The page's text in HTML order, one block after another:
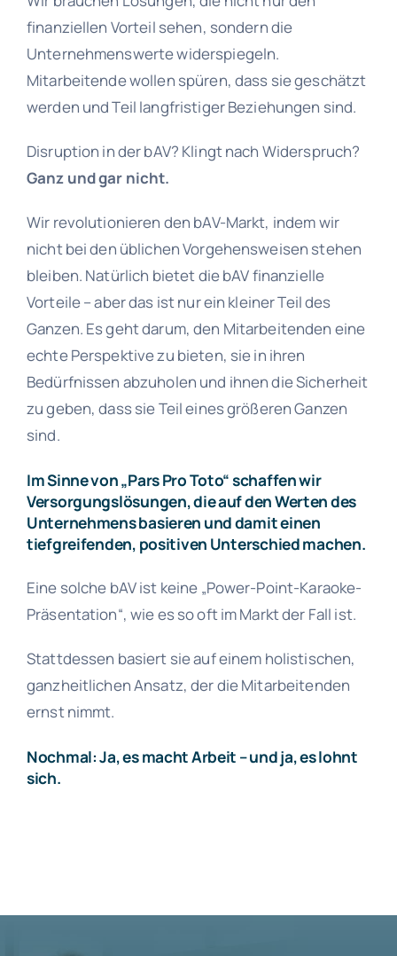
finanziellen Vorteil sehen, sondern die
Unternehmenswerte widerspiegeln.
Mitarbeitende wollen spüren, dass sie geschätzt
werden und Teil langfristiger Beziehungen sind.
Disruption in der bAV? Klingt nach Widerspruch?
Ganz und gar nicht.
Wir revolutionieren den bAV-Markt, indem wir
nicht bei den üblichen Vorgehensweisen stehen
bleiben. Natürlich bietet die bAV finanzielle
Vorteile – aber das ist nur ein kleiner Teil des
Ganzen. Es geht darum, den Mitarbeitenden eine
echte Perspektive zu bieten, sie in ihren
Bedürfnissen abzuholen und ihnen die Sicherheit
zu geben, dass sie Teil eines größeren Ganzen
sind.
Im Sinne von „Pars Pro Toto“ schaffen wir
Versorgungslösungen, die auf den Werten des
Unternehmens basieren und damit einen
tiefgreifenden, positiven Unterschied machen.
Eine solche bAV ist keine „Power-Point-Karaoke-
Präsentation“, wie es so oft im Markt der Fall ist.
Stattdessen basiert sie auf einem holistischen,
ganzheitlichen Ansatz, der die Mitarbeitenden
ernst nimmt.
Nochmal: Ja, es macht Arbeit – und ja, es lohnt
sich.